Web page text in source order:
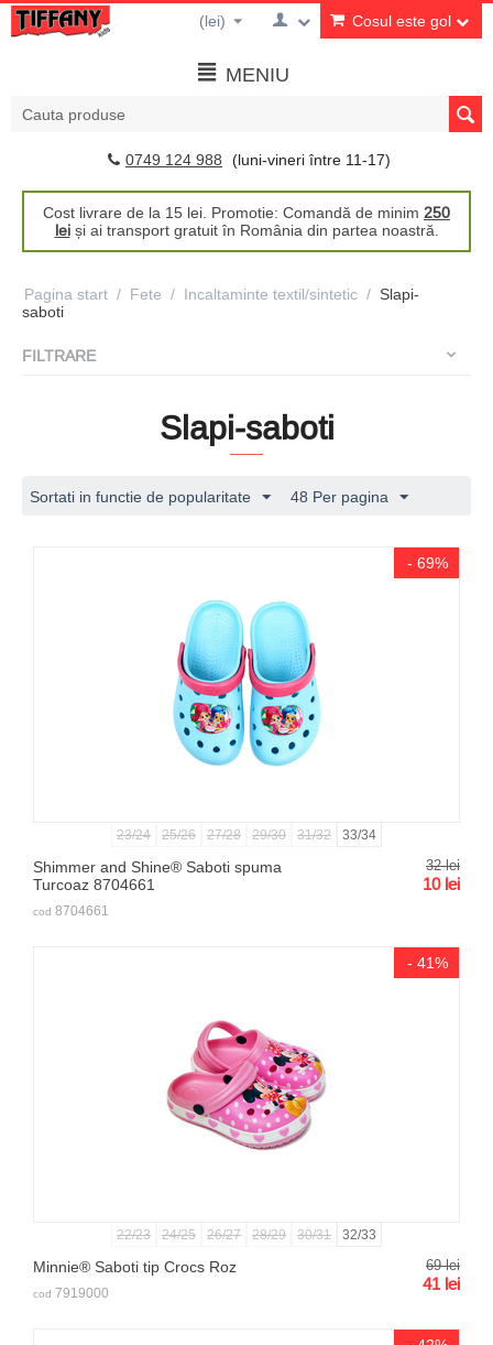
Cosul este gol
(lei)
MENIU
0749 124 988 (luni-vineri între 11-17)
Cost livrare de la 15 lei. Promotie: Comandă de minim 250
leiși ai transport gratuit în România din partea noastră.
Pagina start / Fete / Incaltaminte textil/sintetic / Slapi-
saboti
FILTRARE
Slapi-saboti
Sortati in functie de popularitate 48 Per pagina
- 69%
23/24 25/26 27/28 29/30 31/32 33/34
Shimmer and Shine® Saboti spuma
Turcoaz 8704661
32 lei
10 lei
cod 8704661
- 41%
22/23 24/25 26/27 28/29 30/31 32/33
Minnie® Saboti tip Crocs Roz 69 lei
41 lei
cod 7919000